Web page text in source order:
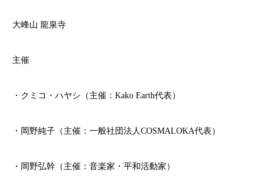
大峰山 龍泉寺
主催
・クミコ・ハヤシ（主催：Kako Earth代表）
・岡野純子（主催：一般社団法人COSMALOKA代表）
・岡野弘幹（主催：音楽家・平和活動家）